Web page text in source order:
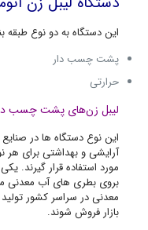
این دستگاه به دو نوع
پشت چسب دار
حرارتی
لیبل زن‌های پشت چسب
این نوع دستگاه ها در
آرایشی و بهداشتی برای
مورد استفاده قرار گیرند.
بروی بطری های آب معدنی
معدنی در سراسر کشور
بازار فروش شوند.